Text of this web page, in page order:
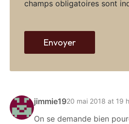
jimmie1920 mai 2018 at 19
On se demande bien
champs obligatoires sont
w
b
Envoyer